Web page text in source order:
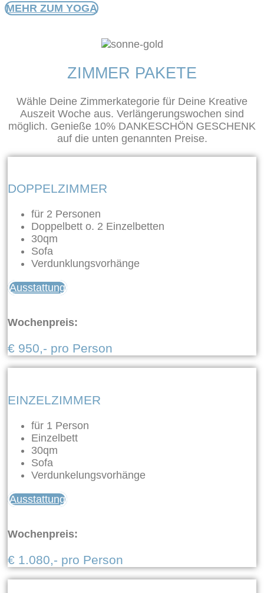
MEHR ZUM YOGA
ZIMMER PAKETE
Wähle Deine Zimmerkategorie für Deine Kreative
Auszeit Woche aus. Verlängerungswochen sind
möglich. Genieße 10% DANKESCHÖN GESCHENK
auf die unten genannten Preise.
DOPPELZIMMER
für 2 Personen
Doppelbett o. 2 Einzelbetten
30qm
Sofa
Verdunklungsvorhänge
Ausstattung
Wochenpreis:
€ 950,- pro Person
EINZELZIMMER
für 1 Person
Einzelbett
30qm
Sofa
Verdunkelungsvorhänge
Ausstattung
Wochenpreis:
€ 1.080,- pro Person